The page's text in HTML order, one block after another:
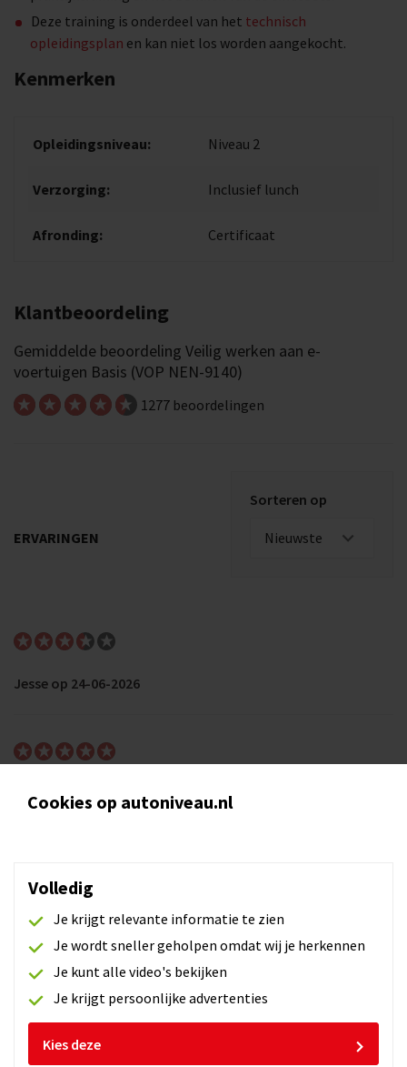
Cookies op autoniveau.nl
Volledig
Je krijgt relevante informatie te zien
Je wordt sneller geholpen omdat wij je herkennen
Je kunt alle video's bekijken
Je krijgt persoonlijke advertenties
Kies deze
Deze training is onderdeel van het technisch
opleidingsplan en kan niet los worden aangekocht.
Kenmerken
Opleidingsniveau: Niveau 2
Verzorging: Inclusief lunch
Afronding: Certificaat
Klantbeoordeling
Gemiddelde beoordeling Veilig werken aan e-
voertuigen Basis (VOP NEN-9140)
1277 beoordelingen
ERVARINGEN
Sorteren op
Jesse op 24-06-2026
Jesse op 24-06-2026
Mark op 24-06-2026